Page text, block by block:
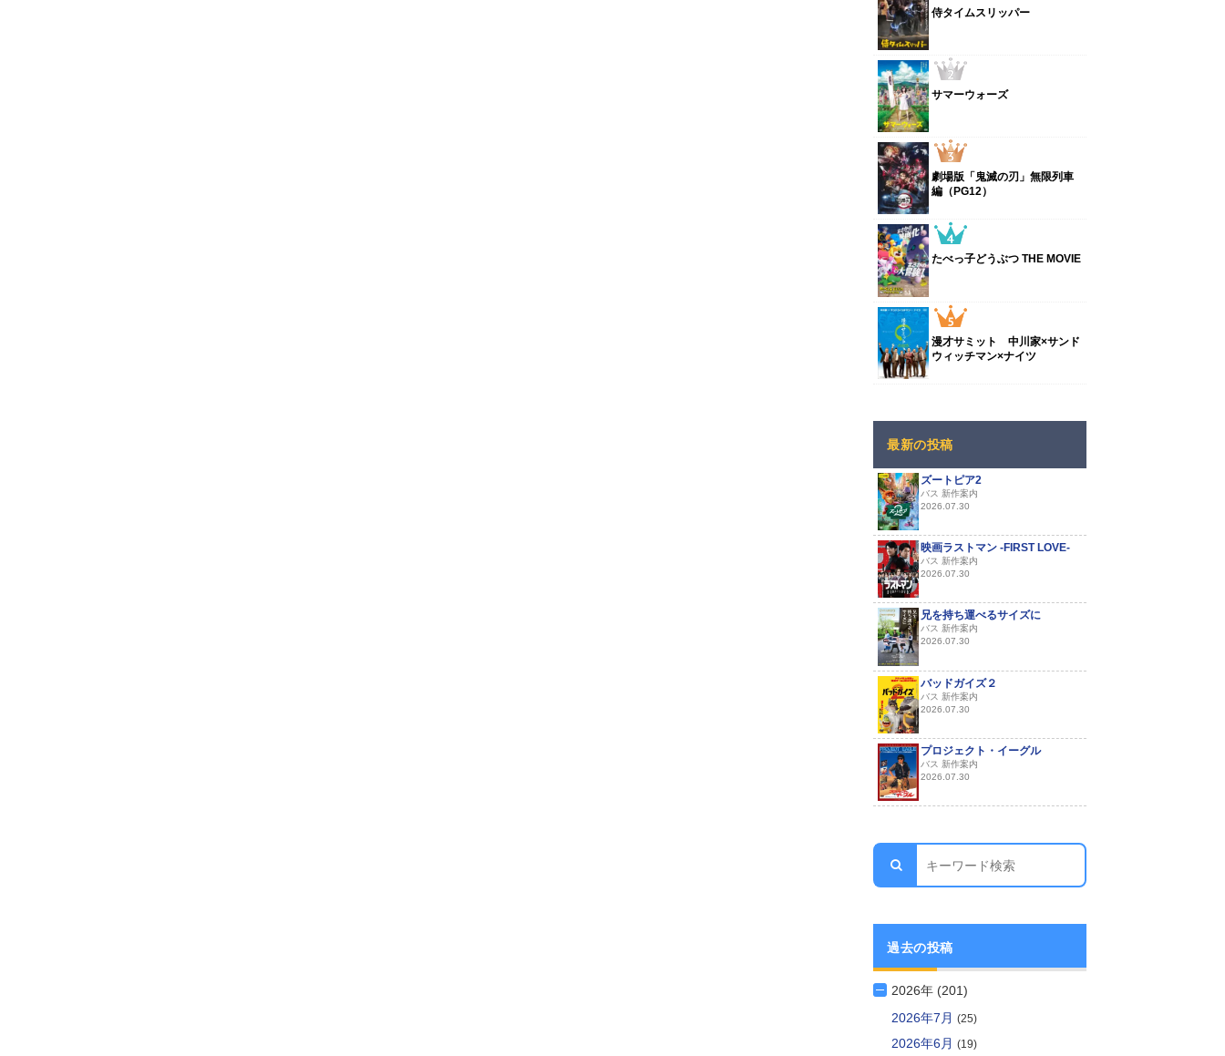
侍タイムスリッパー
サマーウォーズ
劇場版「鬼滅の刃」無限列車
編（PG12）
たべっ子どうぶつ THE MOVIE
漫才サミット 中川家×サンド
ウィッチマン×ナイツ
最新の投稿
ズートピア2
バス 新作案内
2026.07.30
映画ラストマン -FIRST LOVE-
バス 新作案内
2026.07.30
兄を持ち運べるサイズに
バス 新作案内
2026.07.30
バッドガイズ２
バス 新作案内
2026.07.30
プロジェクト・イーグル
バス 新作案内
2026.07.30
過去の投稿
2026年 (201)
2026年7月 (25)
2026年6月 (19)